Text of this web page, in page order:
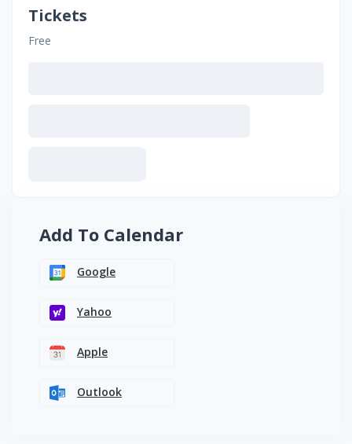
Tickets
Free
Add To Calendar
Google
Yahoo
Apple
Outlook